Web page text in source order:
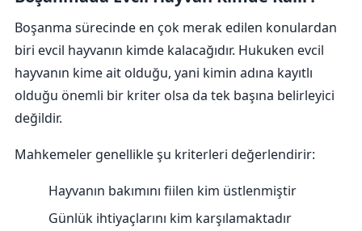
Boşanma sürecinde en çok merak edilen konulardan
biri evcil hayvanın kimde kalacağıdır. Hukuken evcil
hayvanın kime ait olduğu, yani kimin adına kayıtlı
olduğu önemli bir kriter olsa da tek başına belirleyici
değildir.
Mahkemeler genellikle şu kriterleri değerlendirir:
Hayvanın bakımını fiilen kim üstlenmiştir
Günlük ihtiyaçlarını kim karşılamaktadır